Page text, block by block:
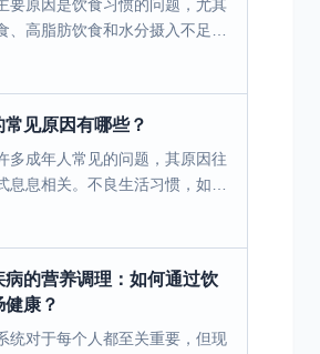
要原因是饮食习惯的问题，尤其
、高脂肪饮食和水分摄入不足。
会导致胃肠蠕动减慢，粪便变得
见原因有哪些？
多成年人常见的问题，其原因往
息息相关。不良生活习惯，如不
饮食习惯，可能导致胃肠功能失
病的营养调理：如何通过饮
康？
统对于每个人都至关重要，但现